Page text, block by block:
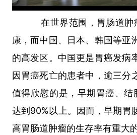
在世界范围，胃肠道
康，而中国、日本、韩国等亚
的高发区。中国更是胃癌发病
因胃癌死亡的患者中，逾三分
值得欣慰的是，早期胃癌、
达到90%以上。因而，早期胃
高胃肠道肿瘤的生存率有重大的